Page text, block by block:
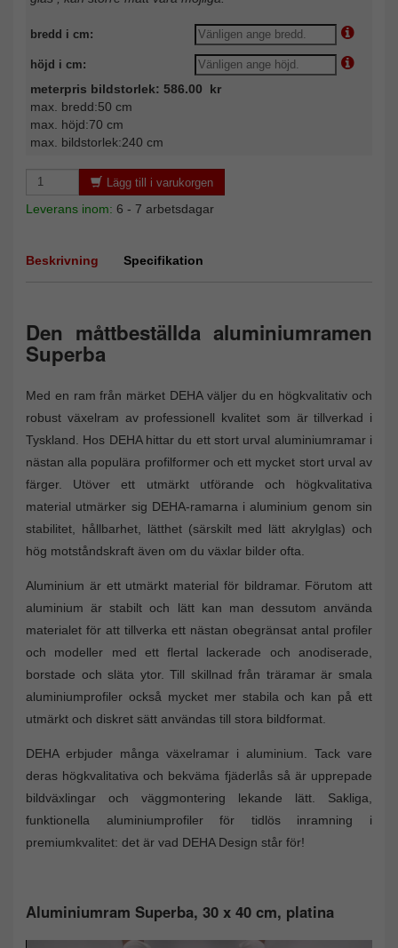
bredd i cm:
höjd i cm:
meterpris bildstorlek: 586.00 kr
max. bredd:50 cm
max. höjd:70 cm
max. bildstorlek:240 cm
Lägg till i varukorgen
Leverans inom: 6 - 7 arbetsdagar
Beskrivning Specifikation
Den måttbeställda aluminiumramen
Superba
Med en ram från märket DEHA väljer du en högkvalitativ och
robust växelram av professionell kvalitet som är tillverkad i
Tyskland. Hos DEHA hittar du ett stort urval aluminiumramar i
nästan alla populära profilformer och ett mycket stort urval av
färger. Utöver ett utmärkt utförande och högkvalitativa
material utmärker sig DEHA-ramarna i aluminium genom sin
stabilitet, hållbarhet, lätthet (särskilt med lätt akrylglas) och
hög motståndskraft även om du växlar bilder ofta.
Aluminium är ett utmärkt material för bildramar. Förutom att
aluminium är stabilt och lätt kan man dessutom använda
materialet för att tillverka ett nästan obegränsat antal profiler
och modeller med ett flertal lackerade och anodiserade,
borstade och släta ytor. Till skillnad från träramar är smala
aluminiumprofiler också mycket mer stabila och kan på ett
utmärkt och diskret sätt användas till stora bildformat.
DEHA erbjuder många växelramar i aluminium. Tack vare
deras högkvalitativa och bekväma fjäderlås så är upprepade
bildväxlingar och väggmontering lekande lätt. Sakliga,
funktionella aluminiumprofiler för tidlös inramning i
premiumkvalitet: det är vad DEHA Design står för!
Aluminiumram Superba, 30 x 40 cm, platina